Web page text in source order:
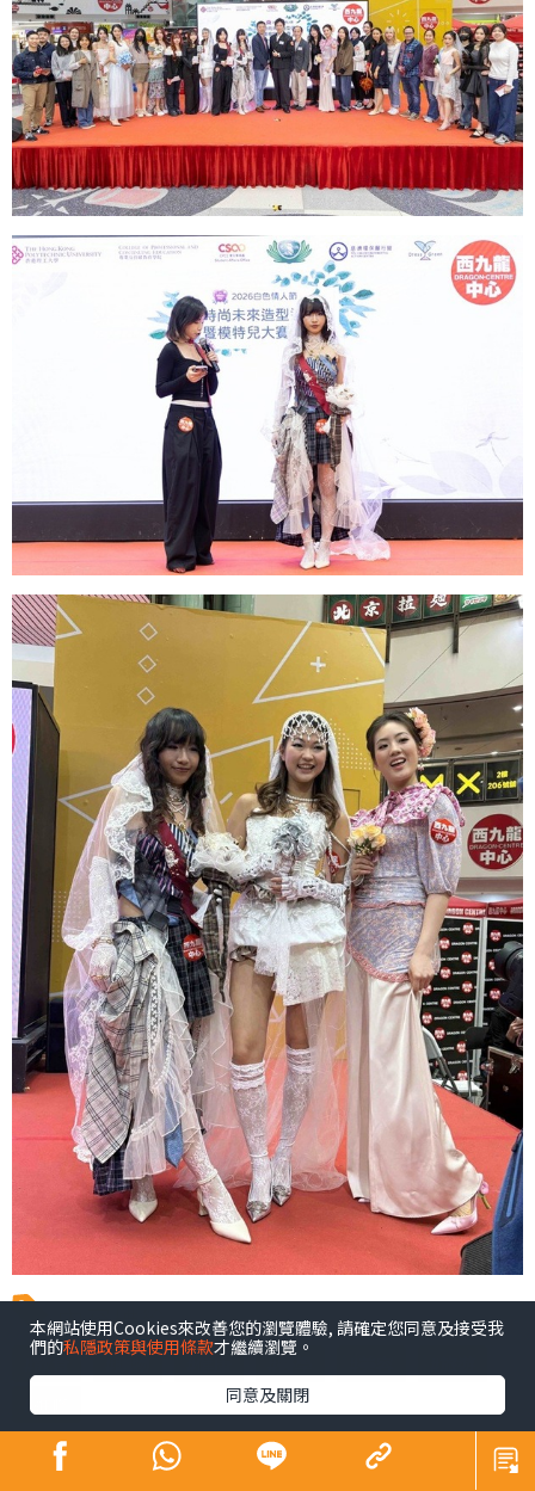
內容標籤
購物
本網站使用Cookies來改善您的瀏覽體驗, 請確定您同意及接受我
們的私隱政策與使用條款才繼續瀏覽。
同意及關閉